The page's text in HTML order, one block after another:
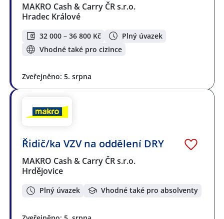
MAKRO Cash & Carry ČR s.r.o.
Hradec Králové
32 000 – 36 800 Kč
Plný úvazek
Vhodné také pro cizince
Zveřejněno: 5. srpna
Řidič/ka VZV na oddělení DRY
MAKRO Cash & Carry ČR s.r.o.
Hrdějovice
Plný úvazek Vhodné také pro absolventy